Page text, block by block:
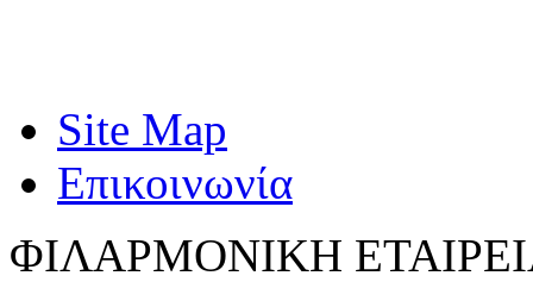
Site Map
Επικοινωνία
ΦΙΛΑΡΜΟΝΙΚΗ